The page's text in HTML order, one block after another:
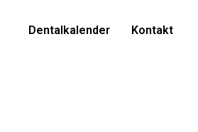
Dentalkalender Kontakt